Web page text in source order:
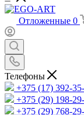
Отложенные 0
Телефоны
+375 (17) 392-
+375 (29) 198-
+375 (29) 768-